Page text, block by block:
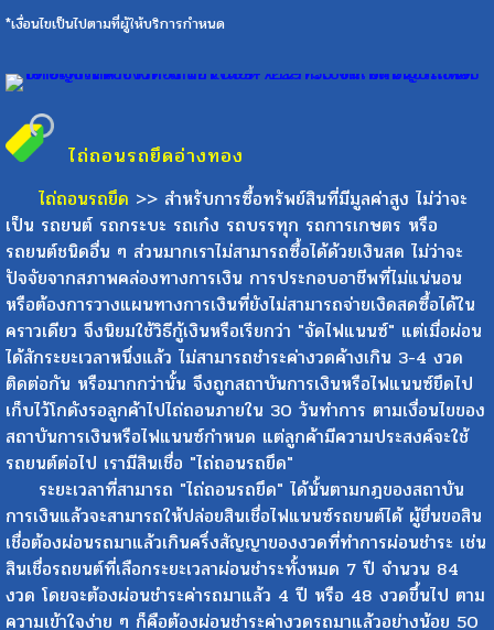
*เงื่อนไขเป็นไปตามที่ผู้ให้บริการกำหนด
ไถ่ถอนรถยึดอ่างทอง
ไถ่ถอนรถยึด >> สำหรับการซื้อทรัพย์สินที่มีมูลค่าสูง ไม่ว่าจะ
เป็น รถยนต์ รถกระบะ รถเก๋ง รถบรรทุก รถการเกษตร หรือ
รถยนต์ชนิดอื่น ๆ ส่วนมากเราไม่สามารถซื้อได้ด้วยเงินสด ไม่ว่าจะ
ปัจจัยจากสภาพคล่องทางการเงิน การประกอบอาชีพที่ไม่แน่นอน
หรือต้องการวางแผนทางการเงินที่ยังไม่สามารถจ่ายเงิดสดซื้อได้ใน
คราวเดียว จึงนิยมใช้วิธีกู้เงินหรือเรียกว่า "จัดไฟแนนซ์" แต่เมื่อผ่อน
ได้สักระยะเวลาหนึ่งแล้ว ไม่สามารถชำระค่างวดค้างเกิน 3-4 งวด
ติดต่อกัน หรือมากกว่านั้น จึงถูกสถาบันการเงินหรือไฟแนนซ์ยึดไป
เก็บไว้โกดังรอลูกค้าไปไถ่ถอนภายใน 30 วันทำการ ตามเงื่อนไขของ
สถาบันการเงินหรือไฟแนนซ์กำหนด แต่ลูกค้ามีความประสงค์จะใช้
รถยนต์ต่อไป เรามีสินเชื่อ "ไถ่ถอนรถยึด"
ระยะเวลาที่สามารถ "ไถ่ถอนรถยึด" ได้นั้นตามกฎของสถาบัน
การเงินแล้วจะสามารถให้ปล่อยสินเชื่อไฟแนนซ์รถยนต์ได้ ผู้ยื่นขอสิน
เชื่อต้องผ่อนรถมาแล้วเกินครึ่งสัญญาของงวดที่ทำการผ่อนชำระ เช่น
สินเชื่อรถยนต์ที่เลือกระยะเวลาผ่อนชำระทั้งหมด 7 ปี จำนวน 84
งวด โดยจะต้องผ่อนชำระค่ารถมาแล้ว 4 ปี หรือ 48 งวดขึ้นไป ตาม
ความเข้าใจง่าย ๆ ก็คือต้องผ่อนชำระค่างวดรถมาแล้วอย่างน้อย 50
ติดต่อด่วน
Open